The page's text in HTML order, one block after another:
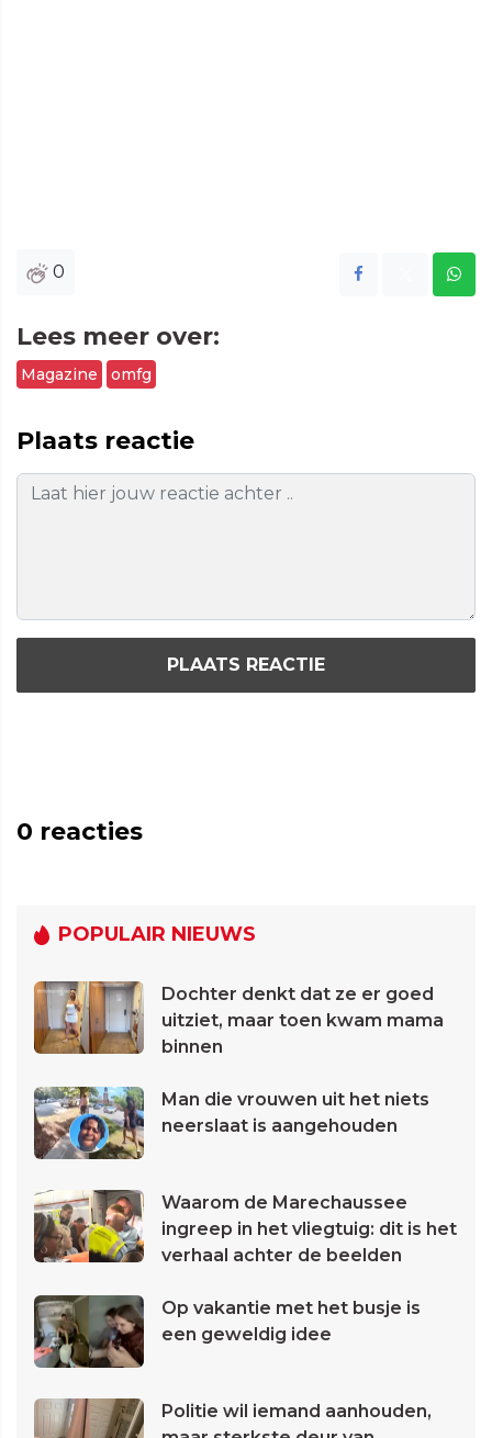
0
Lees meer over:
Magazine omfg
Plaats reactie
PLAATS REACTIE
0 reacties
POPULAIR NIEUWS
Dochter denkt dat ze er goed
uitziet, maar toen kwam mama
binnen
Man die vrouwen uit het niets
neerslaat is aangehouden
Waarom de Marechaussee
ingreep in het vliegtuig: dit is het
verhaal achter de beelden
Op vakantie met het busje is
een geweldig idee
Politie wil iemand aanhouden,